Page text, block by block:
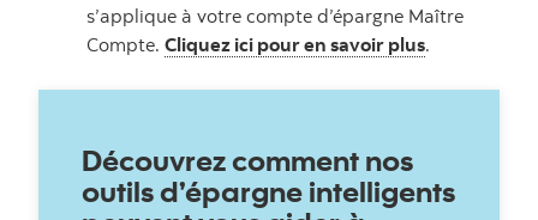
s’applique à votre compte d’épargne Maître
Compte. Cliquez ici pour en savoir plus.
Découvrez comment nos
outils d’épargne intelligents